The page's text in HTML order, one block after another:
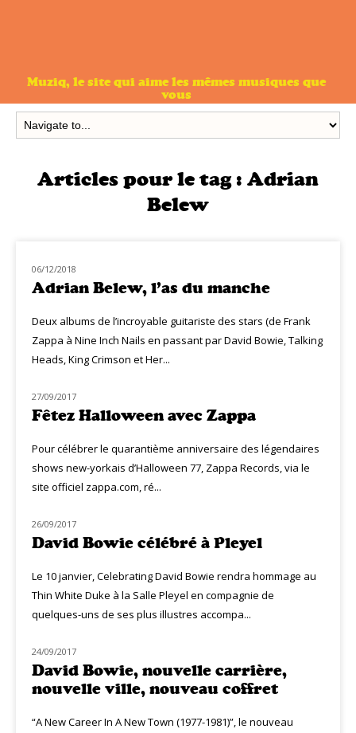
Muziq, le site qui aime les mêmes musiques que
vous
Articles pour le tag : Adrian
Belew
CLASSIQ ROCK
06/12/2018
Adrian Belew, l’as du manche
Deux albums de l’incroyable guitariste des stars (de Frank
Zappa à Nine Inch Nails en passant par David Bowie, Talking
Heads, King Crimson et Her...
MUZIQ NEWS
27/09/2017
Fêtez Halloween avec Zappa
Pour célébrer le quarantième anniversaire des légendaires
shows new-yorkais d’Halloween 77, Zappa Records, via le
site officiel zappa.com, ré...
MUZIQ NEWS
26/09/2017
David Bowie célébré à Pleyel
Le 10 janvier, Celebrating David Bowie rendra hommage au
Thin White Duke à la Salle Pleyel en compagnie de
quelques-uns de ses plus illustres accompa...
NOUVEAUTÉS
24/09/2017
David Bowie, nouvelle carrière,
nouvelle ville, nouveau coffret
“A New Career In A New Town (1977-1981)”, le nouveau